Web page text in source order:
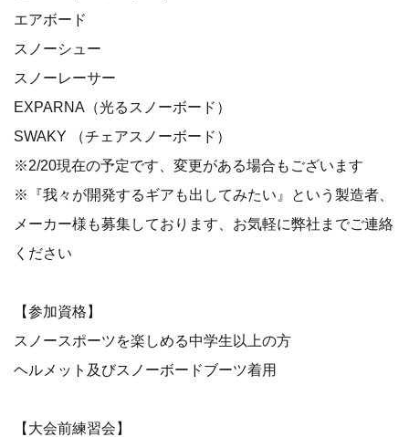
エアボード
スノーシュー
スノーレーサー
EXPARNA（光るスノーボード）
SWAKY （チェアスノーボード）
※2/20現在の予定です、変更がある場合もございます
※『我々が開発するギアも出してみたい』という製造者、
メーカー様も募集しております、お気軽に弊社までご連絡
ください
【参加資格】
スノースポーツを楽しめる中学生以上の方
ヘルメット及びスノーボードブーツ着用
【大会前練習会】